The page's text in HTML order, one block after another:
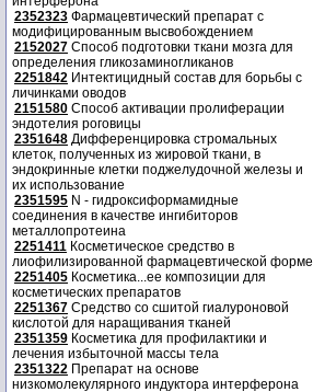
2352323 Фармацевтический препарат с
модифицированным высвобождением
2152027 Способ подготовки ткани мозга для
определения гликозаминогликанов
2251842 Интектицидный состав для борьбы с
личинками оводов
2151580 Способ активации пролиферации
эндотелия роговицы
2351648 Дифференцировка стромальных
клеток, полученных из жировой ткани, в
эндокринные клетки поджелудочной железы и
их использование
2351595 N - гидроксиформамидные
соединения в качестве ингибиторов
металлопротеина
2251411 Косметическое средство в
лиофилизированной фармацевтической форме
2251405 Косметика...ее композиции для
косметических препаратов
2251367 Средство со сшитой гиалуроновой
кислотой для наращивания тканей
2351359 Косметика для профилактики и
лечения избыточной массы тела
2351322 Препарат на основе
низкомолекулярного индуктора интерферона